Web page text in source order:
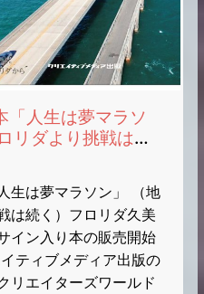
「人生は夢マラソ
リダより挑戦は続
【期間限定】直筆
知らせ
生は夢マラソン」 （地
は続く）フロリダ久美
イン入り本の販売開始
ティブメディア出版の
リエイターズワールド